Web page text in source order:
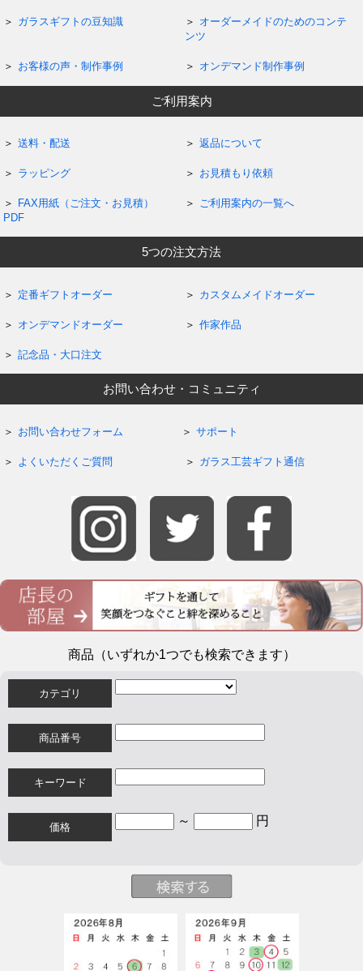
ガラスギフトの豆知識
オーダーメイドのためのコンテ
ンツ
お客様の声・制作事例 オンデマンド制作事例
ご利用案内
送料・配送 返品について
ラッピング お見積もり依頼
FAX用紙（ご注文・お見積）
PDF
ご利用案内の一覧へ
5つの注文方法
定番ギフトオーダー カスタムメイドオーダー
オンデマンドオーダー 作家作品
記念品・大口注文
お問い合わせ・コミュニティ
お問い合わせフォーム サポート
よくいただくご質問 ガラス工芸ギフト通信
商品（いずれか1つでも検索できます）
カテゴリ
商品番号
キーワード
価格 ～ 円